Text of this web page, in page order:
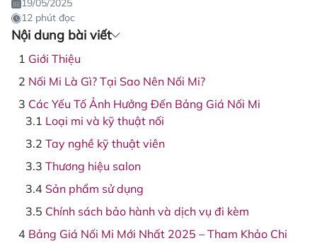
19/05/2025
12 phút đọc
Nội dung bài viết
Giới Thiệu
Nối Mi Là Gì? Tại Sao Nên Nối Mi?
Các Yếu Tố Ảnh Hưởng Đến Bảng Giá Nối Mi
Loại mi và kỹ thuật nối
Tay nghề kỹ thuật viên
Thương hiệu salon
Sản phẩm sử dụng
Chính sách bảo hành và dịch vụ đi kèm
Bảng Giá Nối Mi Mới Nhất 2025 – Tham Khảo Chi